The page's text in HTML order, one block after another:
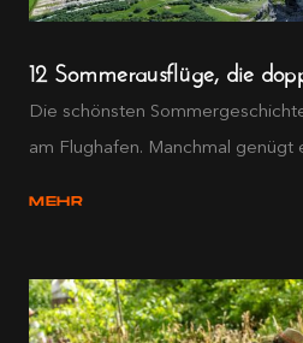
12 Sommerausflüge, die
Die schönsten
am Flughafen. Manchmal genügt
MEHR